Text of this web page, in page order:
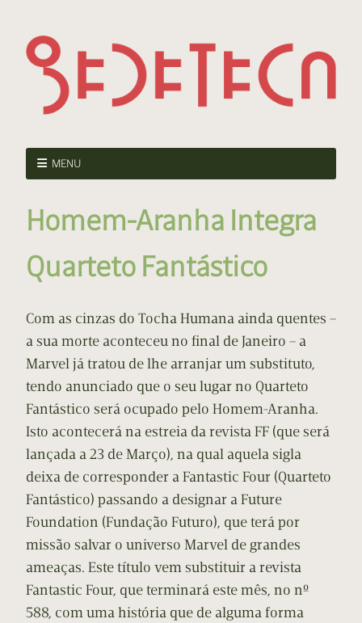
MENU
Homem-Aranha Integra
Quarteto Fantástico
Com as cinzas do Tocha Humana ainda quentes –
a sua morte aconteceu no final de Janeiro – a
Marvel já tratou de lhe arranjar um substituto,
tendo anunciado que o seu lugar no Quarteto
Fantástico será ocupado pelo Homem-Aranha.
Isto acontecerá na estreia da revista FF (que será
lançada a 23 de Março), na qual aquela sigla
deixa de corresponder a Fantastic Four (Quarteto
Fantástico) passando a designar a Future
Foundation (Fundação Futuro), que terá por
missão salvar o universo Marvel de grandes
ameaças. Este título vem substituir a revista
Fantastic Four, que terminará este mês, no nº
588, com uma história que de alguma forma